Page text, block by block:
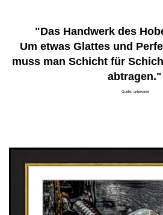
"Das Handwerk des
Um etwas Glattes und
muss man Schicht für
abtragen."
Quelle: unbekannt